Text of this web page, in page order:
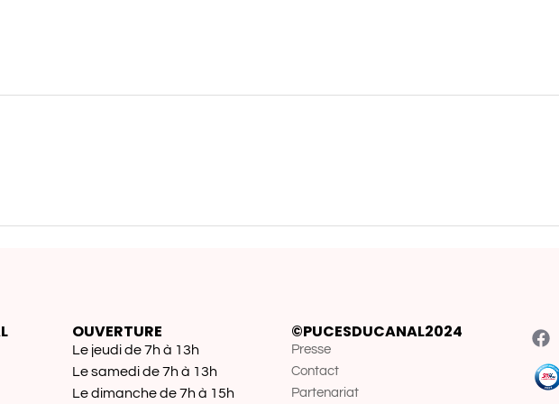
OUVERTURE
Le jeudi de 7h à 13h
Le samedi de 7h à 13h
Le dimanche de 7h à 15h
©PUCESDUCANAL2024
Presse
Contact
Partenariat